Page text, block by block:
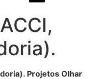
Projetos Olhar